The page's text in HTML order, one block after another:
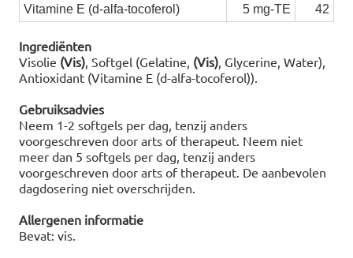
Vitamine E (d-alfa-tocoferol)
5 mg-TE 42
Ingrediënten
Visolie (Vis), Softgel (Gelatine, (Vis), Glycerine, Water),
Antioxidant (Vitamine E (d-alfa-tocoferol)).
Gebruiksadvies
Neem 1-2 softgels per dag, tenzij anders
voorgeschreven door arts of therapeut. Neem niet
meer dan 5 softgels per dag, tenzij anders
voorgeschreven door arts of therapeut. De aanbevolen
dagdosering niet overschrijden.
Allergenen informatie
Bevat: vis.